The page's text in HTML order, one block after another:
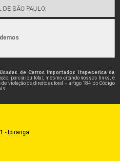
DE SÃO PAULO
de Carros Importados Itapecerica da
parcial ou total, mesmo citando nossos links, é
violação de direito autoral – artigo 184 do Código
- Ipiranga